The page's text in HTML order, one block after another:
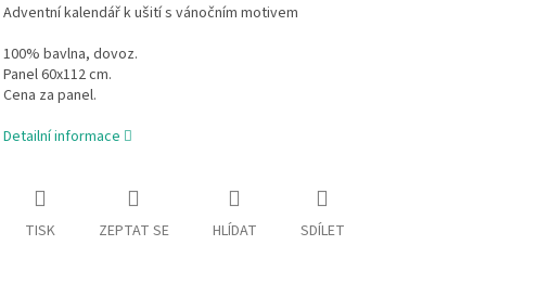
Adventní kalendář k ušití s vánočním motivem
100% bavlna, dovoz.
Panel 60x112 cm.
Cena za panel.
Detailní informace
TISK ZEPTAT SE HLÍDAT SDÍLET